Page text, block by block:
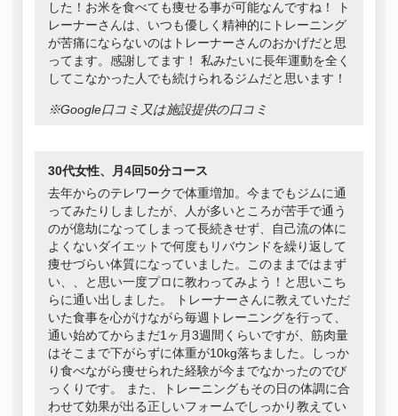
した！お米を食べても痩せる事が可能なんですね！ ト
レーナーさんは、いつも優しく精神的にトレーニング
が苦痛にならないのはトレーナーさんのおかげだと思
ってます。感謝してます！ 私みたいに長年運動を全く
してこなかった人でも続けられるジムだと思います！
※Google口コミ又は施設提供の口コミ
30代女性、月4回50分コース
去年からのテレワークで体重増加。今までもジムに通
ってみたりしましたが、人が多いところが苦手で通う
のが億劫になってしまって長続きせず、自己流の体に
よくないダイエットで何度もリバウンドを繰り返して
痩せづらい体質になっていました。このままではまず
い、、と思い一度プロに教わってみよう！と思いこち
らに通い出しました。 トレーナーさんに教えていただ
いた食事を心がけながら毎週トレーニングを行って、
通い始めてからまだ1ヶ月3週間くらいですが、筋肉量
はそこまで下がらずに体重が10kg落ちました。しっか
り食べながら痩せられた経験が今までなかったのでび
っくりです。 また、トレーニングもその日の体調に合
わせて効果が出る正しいフォームでしっかり教えてい